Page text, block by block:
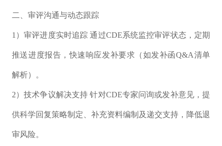
二、审评沟通与动态跟踪
1）审评进度实时追踪 通过CDE系统监控审评状态，定期
推送进度报告，快速响应发补要求（如发补函Q&A清单
解析）。
2）技术争议解决支持 针对CDE专家问询或发补意见，提
供科学回复策略制定、补充资料编制及递交支持，降低退
审风险。